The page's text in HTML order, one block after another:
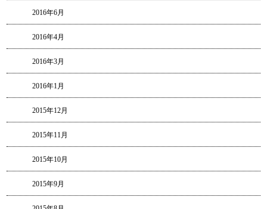
2016年6月
2016年4月
2016年3月
2016年1月
2015年12月
2015年11月
2015年10月
2015年9月